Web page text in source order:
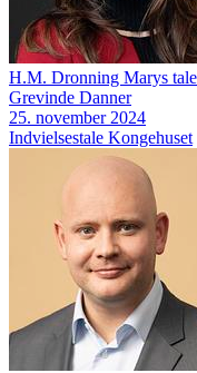
H.M. Dronning Marys
Grevinde Danner
25. november 2024
Indvielsestale Kongehuset